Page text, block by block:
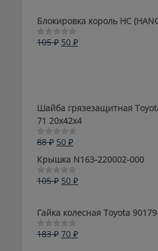
Блокировка король HC
Оценка
105₽ Первоначальная
50 ₽Текущая
Шайба грязезащитная
71 20x42x4
Оценка
из
88₽ Первоначальная
цена
составляла
88 ₽.
50 ₽Текущая
цена:
50 ₽.
Крышка N163-220002-000
Оценка
5
105₽ Первоначальная
105 ₽.
50 ₽Текущая
Гайка колесная Toyota
Оценка
183₽ Первоначальная
70 ₽Текущая